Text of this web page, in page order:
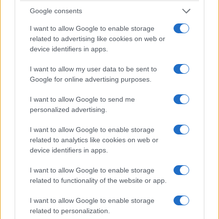
Google consents
I want to allow Google to enable storage
related to advertising like cookies on web or
device identifiers in apps.
I want to allow my user data to be sent to
Google for online advertising purposes.
I want to allow Google to send me
personalized advertising.
I want to allow Google to enable storage
related to analytics like cookies on web or
device identifiers in apps.
I want to allow Google to enable storage
related to functionality of the website or app.
I want to allow Google to enable storage
related to personalization.
New Bernes positivamente abundante cuando se
trata de historia. Esta cabecera de condado
cuenta con no menos de cuatro distritos que
están incluidos en el Registro Nacional de
Cada uno con una
miríada de edificios históricos.
antiguo se sienta como si estuvieras paseando
por un museo al aire libre o un set de
filmación. Nombrada por sus colonos suizos
originales (en honor a Berna, Suiza),